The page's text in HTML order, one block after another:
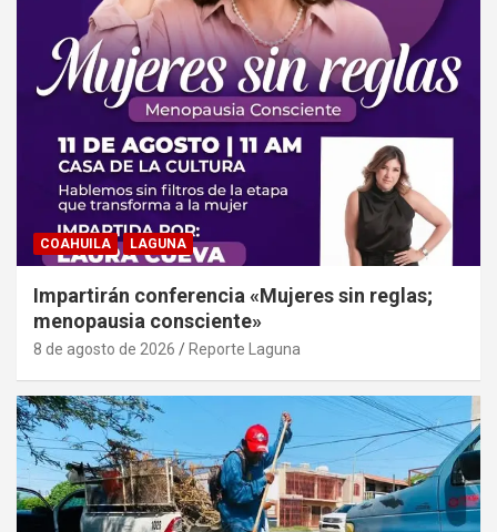
COAHUILA LAGUNA
Impartirán conferencia «Mujeres sin reglas;
menopausia consciente»
8 de agosto de 2026 Reporte Laguna